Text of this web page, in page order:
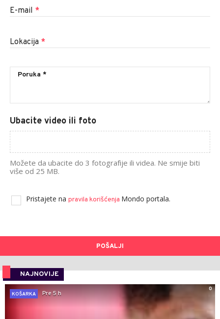
E-mail *
Lokacija *
Ubacite video ili foto
Možete da ubacite do 3 fotografije ili videa. Ne smije biti
više od 25 MB.
Pristajete na pravila korišćenja Mondo portala.
POŠALJI
NAJNOVIJE
0
KOŠARKA
Pre 5 h